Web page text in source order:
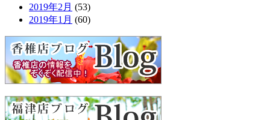
2019年2月 (53)
2019年1月 (60)